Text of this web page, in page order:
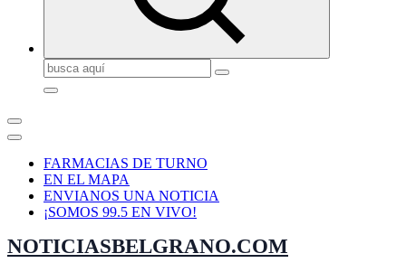
Buscar:
FARMACIAS DE TURNO
EN EL MAPA
ENVIANOS UNA NOTICIA
¡SOMOS 99.5 EN VIVO!
NOTICIASBELGRANO.COM